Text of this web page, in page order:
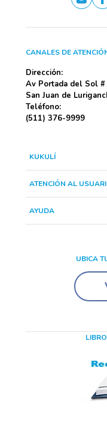
CANALES DE
Dirección:
Av Portada del Sol #
San Juan de
Teléfono:
(511) 376-9999
KUKULÍ
ATENCIÓN AL
AYUDA
UBICA